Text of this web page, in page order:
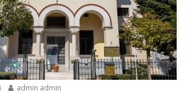
admin admin